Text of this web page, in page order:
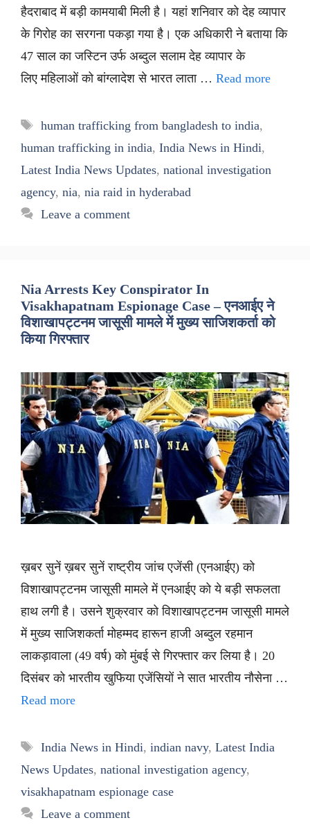
हैदराबाद में बड़ी कामयाबी मिली है। यहां शनिवार को देह व्यापार
के गिरोह का सरगना पकड़ा गया है। एक अधिकारी ने बताया कि
47 साल का जस्टिन उर्फ अब्दुल सलाम देह व्यापार के
लिए महिलाओं को बांग्लादेश से भारत लाता … Read more
Tags
human trafficking from bangladesh to india,
human trafficking in india, India News in Hindi,
Latest India News Updates, national investigation
agency, nia, nia raid in hyderabad
Leave a comment
Nia Arrests Key Conspirator In
Visakhapatnam Espionage Case – एनआईए ने
विशाखापट्टनम जासूसी मामले में मुख्य साजिशकर्ता को
किया गिरफ्तार
ख़बर सुनें ख़बर सुनें राष्ट्रीय जांच एजेंसी (एनआईए) को
विशाखापट्टनम जासूसी मामले में एनआईए को ये बड़ी सफलता
हाथ लगी है। उसने शुक्रवार को विशाखापट्टनम जासूसी मामले
में मुख्य साजिशकर्ता मोहम्मद हारून हाजी अब्दुल रहमान
लाकड़ावाला (49 वर्ष) को मुंबई से गिरफ्तार कर लिया है। 20
दिसंबर को भारतीय खुफिया एजेंसियों ने सात भारतीय नौसेना …
Read more
Tags
India News in Hindi, indian navy, Latest India
News Updates, national investigation agency,
visakhapatnam espionage case
Leave a comment